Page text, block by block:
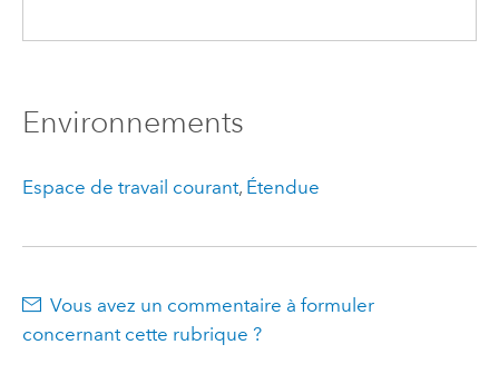
Environnements
Espace de travail courant, Étendue
Vous avez un commentaire à formuler
concernant cette rubrique ?